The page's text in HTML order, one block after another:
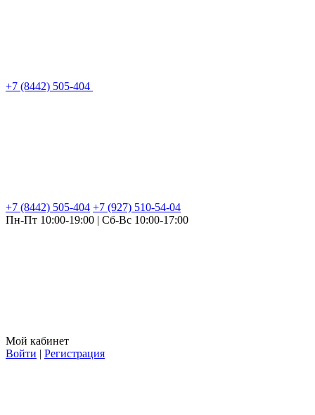
+7 (8442) 505-404
+7 (8442) 505-404 +7 (927) 510-54-04
Пн-Пт 10:00-19:00 | Сб-Вс 10:00-17:00
Мой кабинет
Войти | Регистрация